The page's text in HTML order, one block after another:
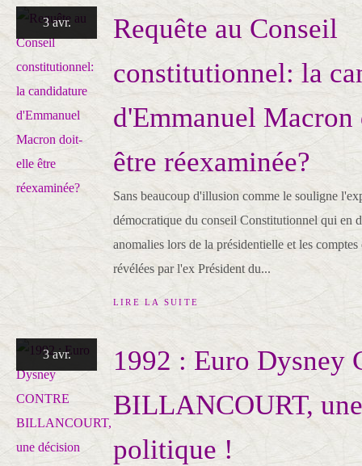
3 avr.
Requête au Conseil
constitutionnel: la
d'Emmanuel
être réexaminée?
Sans beaucoup d'illusion comme le souligne
démocratique du conseil Constitutionnel qui en
anomalies lors de la présidentielle et les
révélées par l'ex Président du...
LIRE LA SUITE
3 avr.
1992 : Euro Dysney
BILLANCOURT,
politique !